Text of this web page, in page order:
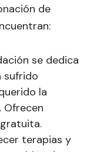
de
se dedica
sufrido
la
Ofrecen
terapias y